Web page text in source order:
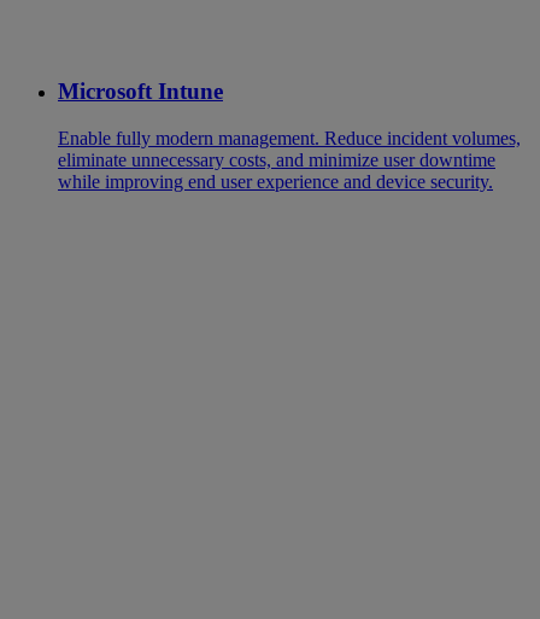
Microsoft Intune
Enable fully modern management. Reduce incident volumes,
eliminate unnecessary costs, and minimize user downtime
while improving end user experience and device security.